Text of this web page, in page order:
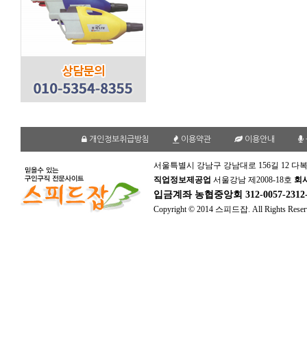
개인정보취급방침 이용약관 이용안내
서울특별시 강남구 강남대로 156길 12 다
직업정보제공업 서울강남 제2008-18호 회
입금계좌 농협중앙회 312-0057-
Copyright © 2014 스피드잡. All Rights